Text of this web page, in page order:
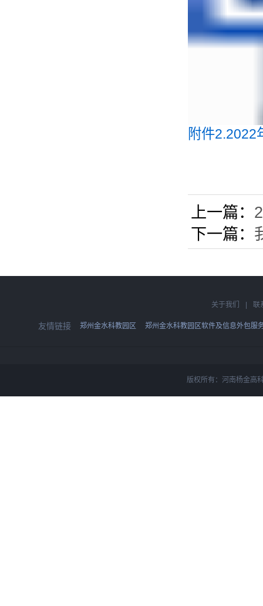
附件2.2022
上一篇：
下一篇：
关于我们 联
友情链接 郑州金水科教园区 郑州金水科教园区软件及信息外包服
版权所有：河南杨金高